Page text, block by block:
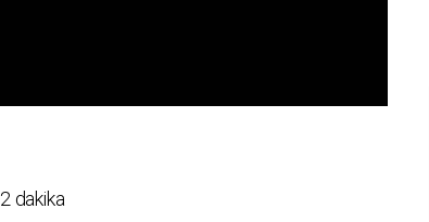
2 dakika